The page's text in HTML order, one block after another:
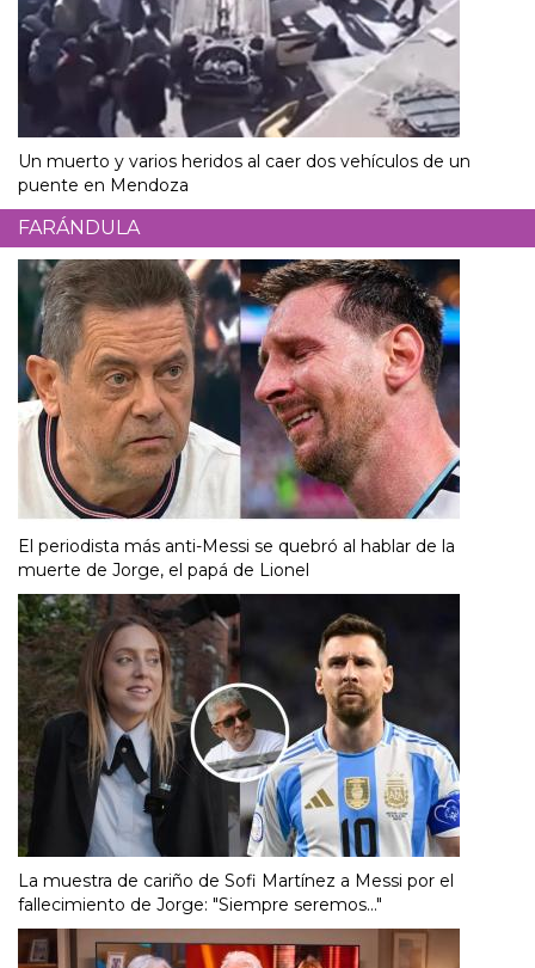
Un muerto y varios heridos al caer dos vehículos de un
puente en Mendoza
FARÁNDULA
El periodista más anti-Messi se quebró al hablar de la
muerte de Jorge, el papá de Lionel
La muestra de cariño de Sofi Martínez a Messi por el
fallecimiento de Jorge: "Siempre seremos..."